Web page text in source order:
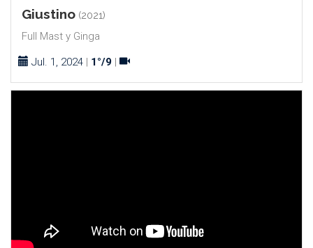
Giustino (2021)
Full Mast y Ginga
Jul. 1, 2024 | 1°/9 |